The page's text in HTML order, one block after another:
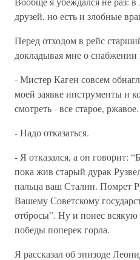
друзей, но есть и злобные
Перед отходом в рейс
докладывая мне о
- Мистер Каген совсем
моей заявке инструменты и
смотреть - все старое, ржавое.
- Надо отказаться.
- Я отказался, а он говорит:
пока жив старый дурак
пальца ваш Сталин. Помрет
Вашему Советскому
отбросы”. Ну и понес
победы поперек горла.
Я рассказал об эпизоде